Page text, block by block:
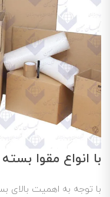
با انواع مقوا
با توجه به اهمیت بالای